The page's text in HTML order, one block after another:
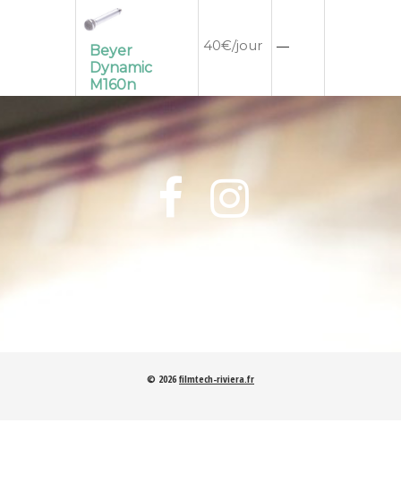
Beyer
Dynamic
M160n
40€/jour —
Revox A77
MK2
50€/jour
Stellavox SP-7
 
© 2026 filmtech-riviera.fr